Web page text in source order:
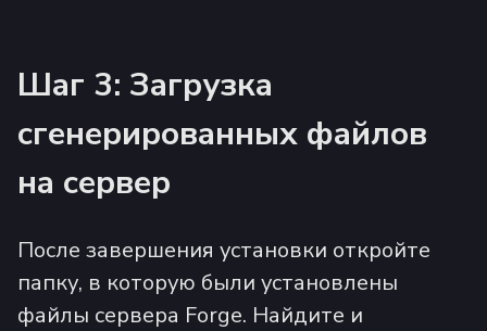
Шаг 3: Загрузка
сгенерированных файлов
на сервер
После завершения установки откройте
папку, в которую были установлены
файлы сервера Forge. Найдите и